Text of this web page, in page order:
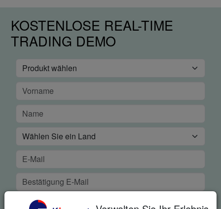
KOSTENLOSE REAL-TIME
TRADING DEMO